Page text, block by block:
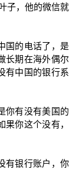
子，他的微信就
国的电话了，是
长期在海外偶尔
有中国的银行系
你有没有美国的
你这个没有，
有银行账户，你